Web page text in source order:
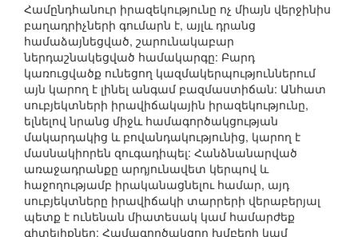
Համընդհանուր իրազեկությունը ոչ միայն վերջինիս
բաղադրիչների գումարն է, այլև դրանց
համաձայնեցված, շարունակաբար
ներդաշնակեցված համակարգը: Բարդ
կառուցվածք ունեցող կազմակերպություններում
այն կարող է լինել անգամ բազմաստիճան: Անհատ
սուբյեկտների իրավիճակային իրազեկությունը,
ելնելով նրանց միջև համագործակցության
մակարդակից և բովանդակությունից, կարող է
մասնակիորեն զուգադիպել: Հանձնանարված
առաջադրանքը արդյունավետ կերպով և
հաջողությամբ իրականացնելու համար, այդ
սուբյեկտները իրավիճակի տարրերի վերաբերյալ
պետք է ունենան միատեսակ կամ համարժեք
գիտելիքներ: Համագործակցող խմբերի կամ